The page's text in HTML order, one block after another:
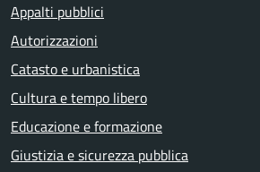
Appalti pubblici
Autorizzazioni
Catasto e urbanistica
Cultura e tempo libero
Educazione e formazione
Giustizia e sicurezza pubblica